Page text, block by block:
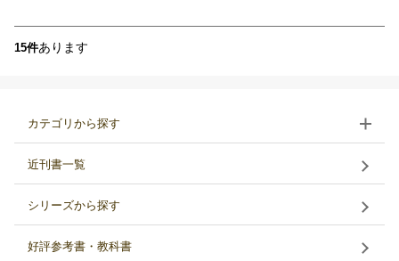
15件あります
カテゴリから探す
近刊書一覧
シリーズから探す
好評参考書・教科書